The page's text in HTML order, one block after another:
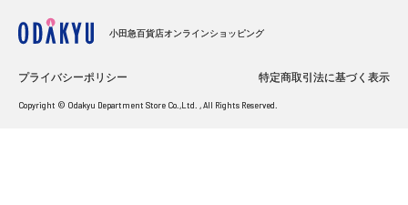
小田急百貨店オンラインショッピング
プライバシーポリシー 特定商取引法に基づく表示
Copyright © Odakyu Department Store Co.,Ltd. , All Rights Reserved.